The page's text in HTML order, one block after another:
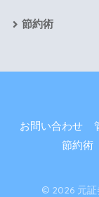
節約術
お問い合わせ
節約術
© 2026 元証